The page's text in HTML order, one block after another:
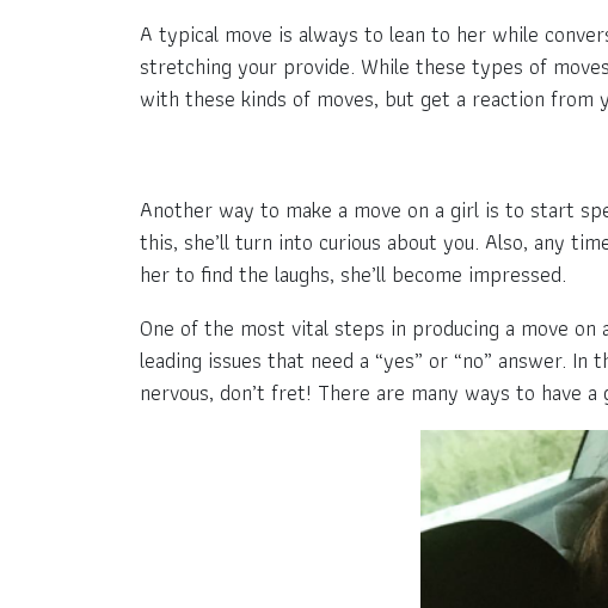
A typical move is always to lean to her while
stretching your provide. While these types of
with these kinds of moves, but get a reaction from
Another way to make a move on a girl is to start
this, she’ll turn into curious about you. Also, any
her to find the laughs, she’ll become impressed.
One of the most vital steps in producing a move
leading issues that need a “yes” or “no” answer.
nervous, don’t fret! There are many ways to have